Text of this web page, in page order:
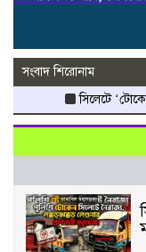
সংবাদ শিরোনাম
সিলেটে